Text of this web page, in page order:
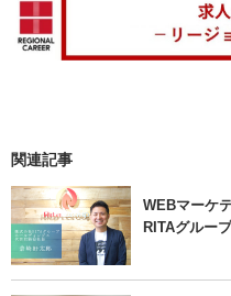
関連記事
WEBマーケ
RITAグルー